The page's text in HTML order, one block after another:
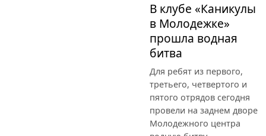
В клубе «Каникулы
в Молодежке»
прошла водная
битва
Для ребят из первого,
третьего, четвертого и
пятого отрядов сегодня
провели на заднем дворе
Молодежного центра